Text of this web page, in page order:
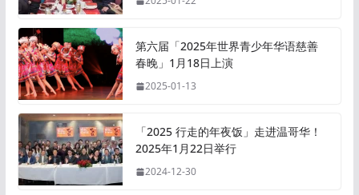
第六届「2025年世界青少年华语慈善
春晚」1月18日上演
2025-01-13
「2025 行走的年夜饭」走进温哥华！
2025年1月22日举行
2024-12-30